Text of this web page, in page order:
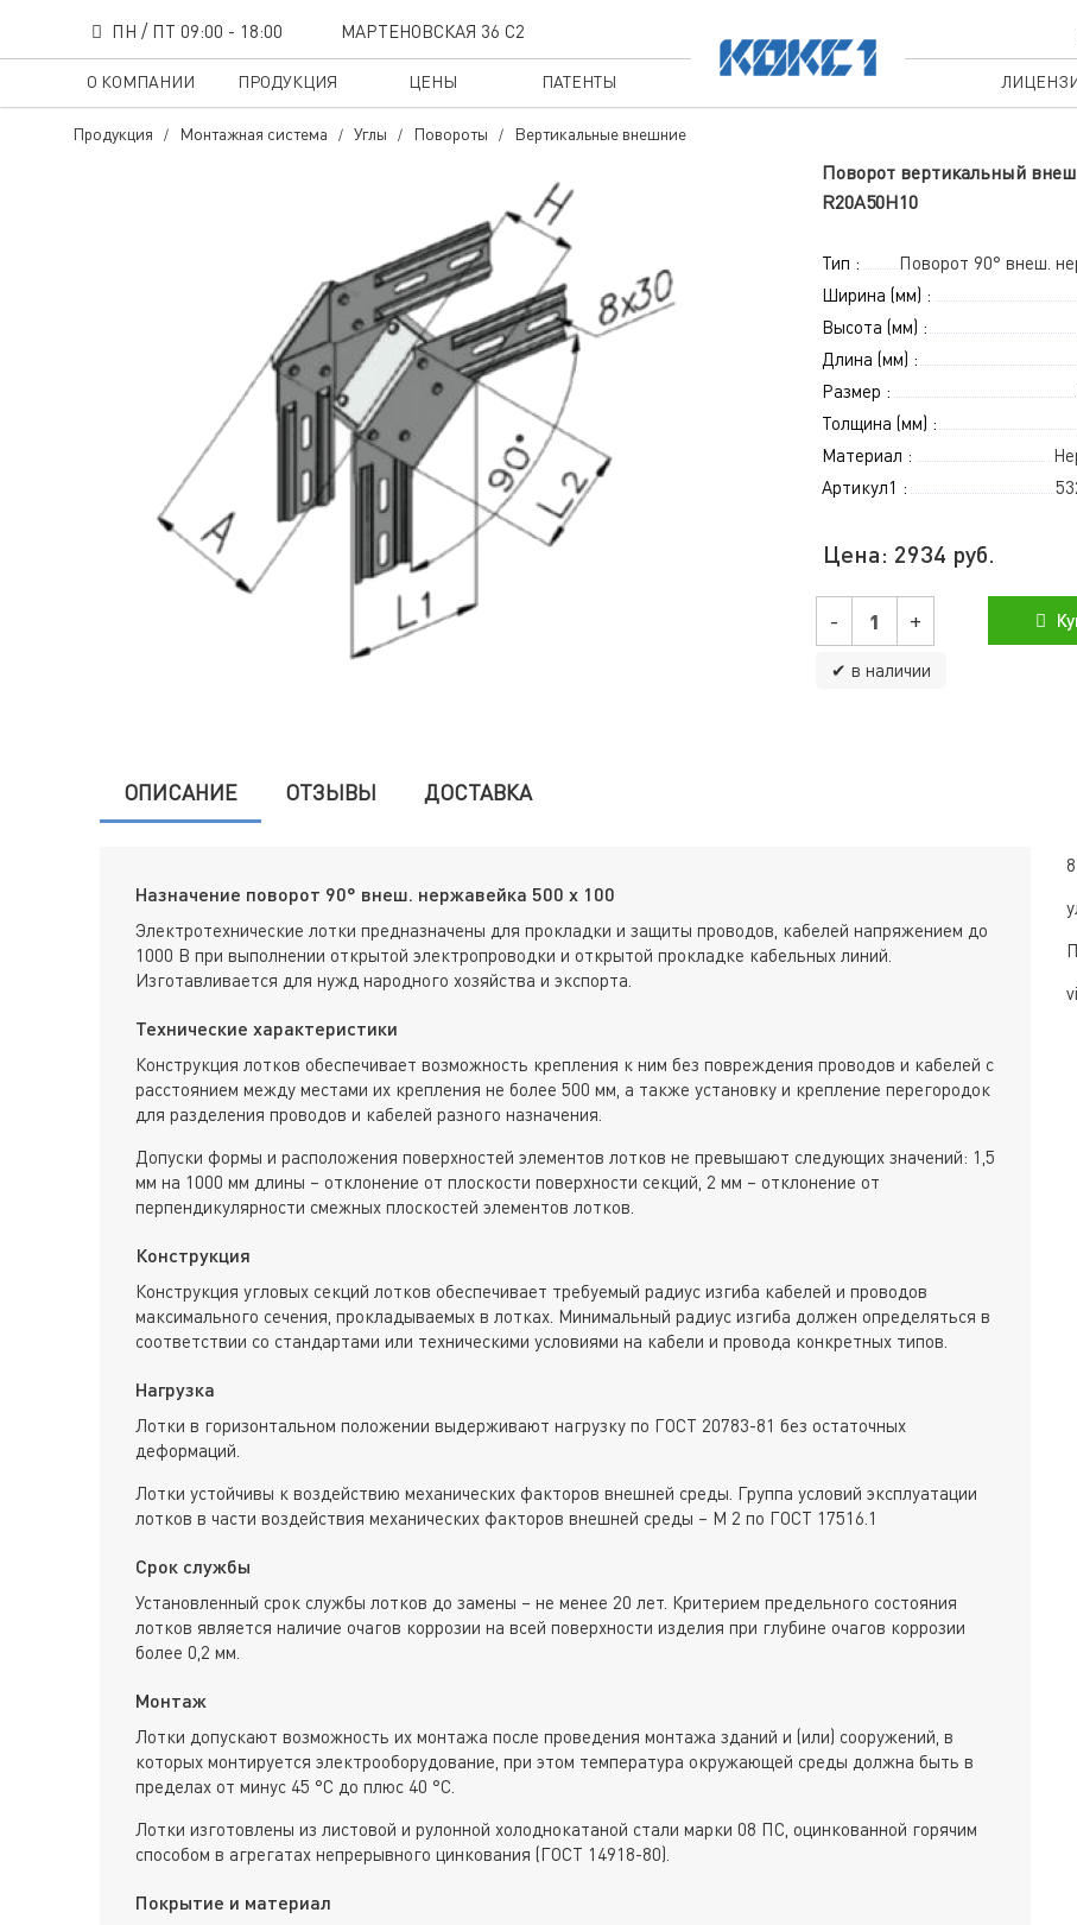
ПН / ПТ 09:00 - 18:00 МАРТЕНОВСКАЯ 36 С2
О КОМПАНИИ ПРОДУКЦИЯ ЦЕНЫ ПАТЕНТЫ
Продукция Монтажная система Углы Повороты Вертикальные внешние
Поворот вертикальный
R20A50H10
Тип :
Поворот 90° внеш.
Ширина (мм) :
Высота (мм) :
Длина (мм) :
Размер :
Толщина (мм) :
Материал :
Артикул1 :
Цена: 2934 руб.
- +
✔ в наличии
ОПИСАНИЕ ОТЗЫВЫ ДОСТАВКА
Назначение поворот 90° внеш. нержавейка 500 х 100
Электротехнические лотки предназначены для прокладки и защиты проводов, кабелей напряжением до
1000 В при выполнении открытой электропроводки и открытой прокладке кабельных линий.
Изготавливается для нужд народного хозяйства и экспорта.
Технические характеристики
Конструкция лотков обеспечивает возможность крепления к ним без повреждения проводов и кабелей с
расстоянием между местами их крепления не более 500 мм, а также установку и крепление перегородок
для разделения проводов и кабелей разного назначения.
Допуски формы и расположения поверхностей элементов лотков не превышают следующих значений: 1,5
мм на 1000 мм длины – отклонение от плоскости поверхности секций, 2 мм – отклонение от
перпендикулярности смежных плоскостей элементов лотков.
Конструкция
Конструкция угловых секций лотков обеспечивает требуемый радиус изгиба кабелей и проводов
максимального сечения, прокладываемых в лотках. Минимальный радиус изгиба должен определяться в
соответствии со стандартами или техническими условиями на кабели и провода конкретных типов.
Нагрузка
Лотки в горизонтальном положении выдерживают нагрузку по ГОСТ 20783-81 без остаточных
деформаций.
Лотки устойчивы к воздействию механических факторов внешней среды. Группа условий эксплуатации
лотков в части воздействия механических факторов внешней среды – М 2 по ГОСТ 17516.1
Срок службы
Установленный срок службы лотков до замены – не менее 20 лет. Критерием предельного состояния
лотков является наличие очагов коррозии на всей поверхности изделия при глубине очагов коррозии
более 0,2 мм.
Монтаж
Лотки допускают возможность их монтажа после проведения монтажа зданий и (или) сооружений, в
которых монтируется электрооборудование, при этом температура окружающей среды должна быть в
пределах от минус 45 °С до плюс 40 °С.
Лотки изготовлены из листовой и рулонной холоднокатаной стали марки 08 ПС, оцинкованной горячим
способом в агрегатах непрерывного цинкования (ГОСТ 14918-80).
Покрытие и материал